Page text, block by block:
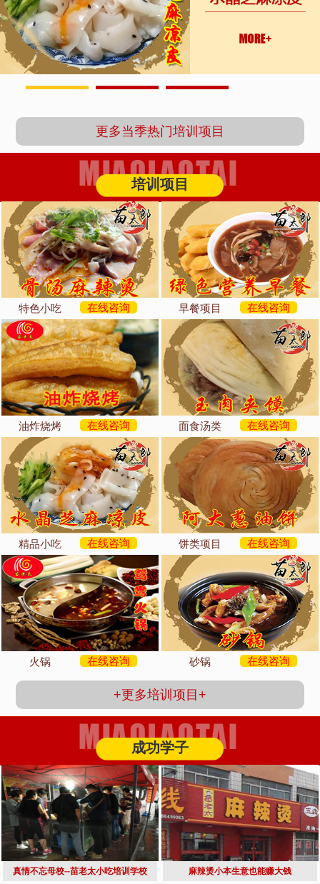
更多当季热门培训项目
培训项目
特色小吃 在线咨询 早餐项目 在线咨询
油炸烧烤 在线咨询 面食汤类 在线咨询
精品小吃 在线咨询 饼类项目 在线咨询
火锅 在线咨询 砂锅 在线咨询
+更多培训项目+
成功学子
真情不忘母校--苗老太小吃培训学校 麻辣烫小本生意也能赚大钱